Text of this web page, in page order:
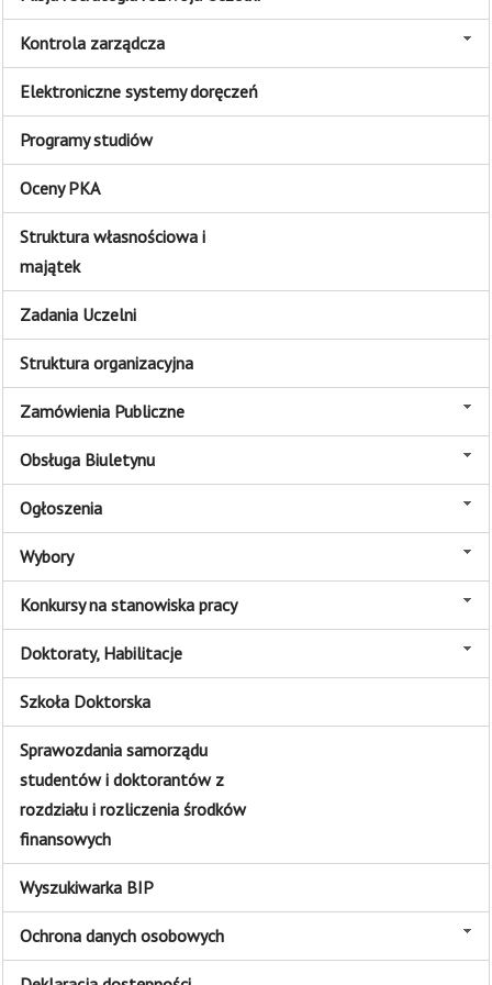
Kontrola zarządcza
Elektroniczne systemy doręczeń
Programy studiów
Oceny PKA
Struktura własnościowa i
majątek
Zadania Uczelni
Struktura organizacyjna
Zamówienia Publiczne
Obsługa Biuletynu
Ogłoszenia
Wybory
Konkursy na stanowiska pracy
Doktoraty, Habilitacje
Szkoła Doktorska
Sprawozdania samorządu
studentów i doktorantów z
rozdziału i rozliczenia środków
finansowych
Wyszukiwarka BIP
Ochrona danych osobowych